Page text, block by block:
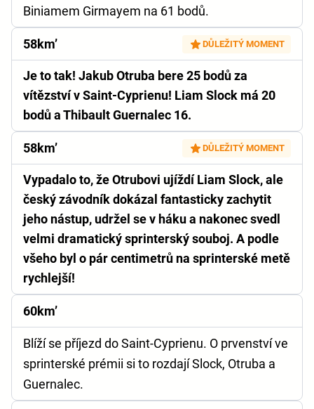
Biniamem Girmayem na 61 bodů.
58km’ DŮLEŽITÝ MOMENT
Je to tak! Jakub Otruba bere 25 bodů za
vítězství v Saint-Cyprienu! Liam Slock má 20
bodů a Thibault Guernalec 16.
58km’ DŮLEŽITÝ MOMENT
Vypadalo to, že Otrubovi ujíždí Liam Slock, ale
český závodník dokázal fantasticky zachytit
jeho nástup, udržel se v háku a nakonec svedl
velmi dramatický sprinterský souboj. A podle
všeho byl o pár centimetrů na sprinterské metě
rychlejší!
60km’
Blíží se příjezd do Saint-Cyprienu. O prvenství ve
sprinterské prémii si to rozdají Slock, Otruba a
Guernalec.